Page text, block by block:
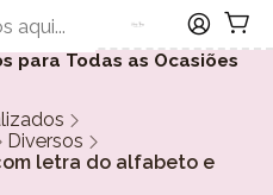
para Todas as Ocasiões
Diversos
letra do alfabeto e